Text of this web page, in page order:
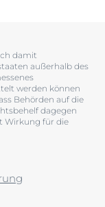
damit
außerhalb des
werden können
Behörden auf die
dagegen
Wirkung für die